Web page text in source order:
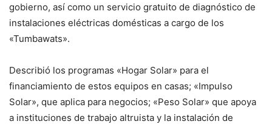
gobierno, así como un servicio gratuito de diagnóstico de
instalaciones eléctricas domésticas a cargo de los
«Tumbawats».
Describió los programas «Hogar Solar» para el
financiamiento de estos equipos en casas; «Impulso
Solar», que aplica para negocios; «Peso Solar» que apoya
a instituciones de trabajo altruista y la instalación de